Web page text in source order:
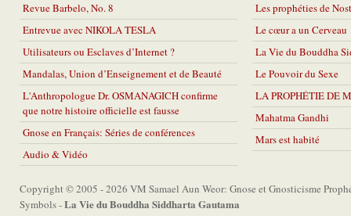
Revue Barbelo, No. 8
Entrevue avec NIKOLA TESLA
Utilisateurs ou Esclaves d’Internet ?
Mandalas, Union d’Enseignement et de Beauté
L'Anthropologue Dr. OSMANAGICH confirme
que notre histoire officielle est fausse
Gnose en Français: Séries de conférences
Audio & Vidéo
Les prophéties de
Le cœur a un Cerveau
La Vie du Bouddha
Le Pouvoir du Sexe
LA PROPHÉTIE DE
Mahatma Gandhi
Mars est habité
Copyright © 2005 - 2026 VM Samael Aun Weor: Gnose et Gnosticisme
Symbols -La Vie du Bouddha Siddharta Gautama